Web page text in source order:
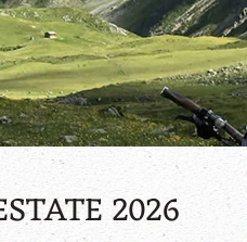
2026